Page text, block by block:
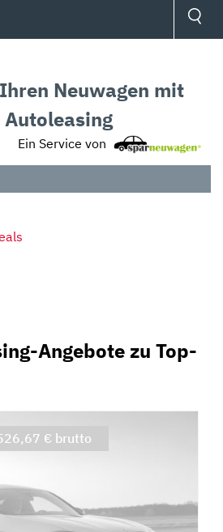
Neuwagen mit
Ein Service von
Angebote zu Top-
€ brutto